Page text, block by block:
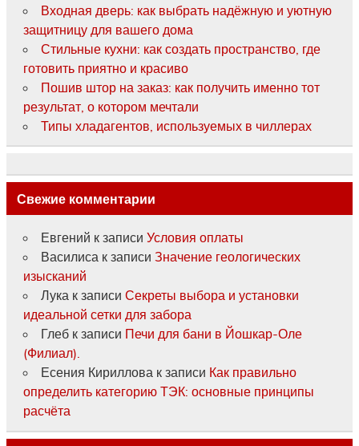
Входная дверь: как выбрать надёжную и уютную
защитницу для вашего дома
Стильные кухни: как создать пространство, где
готовить приятно и красиво
Пошив штор на заказ: как получить именно тот
результат, о котором мечтали
Типы хладагентов, используемых в чиллерах
Свежие комментарии
Евгений к записи Условия оплаты
Василисак записи Значение геологических
изысканий
Лукак записи Секреты выбора и установки
идеальной сетки для забора
Глебк записи Печи для бани в Йошкар-Оле
(Филиал).
Есения Кирилловак записи Как правильно
определить категорию ТЭК: основные принципы
расчёта